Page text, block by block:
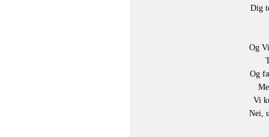
Dig
Og
Og
Vi
Nei,